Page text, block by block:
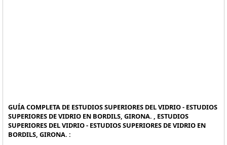
GUÍA COMPLETA DE ESTUDIOS SUPERIORES DEL VIDRIO - ESTUDIOS
SUPERIORES DE VIDRIO EN BORDILS, GIRONA. , ESTUDIOS
SUPERIORES DEL VIDRIO - ESTUDIOS SUPERIORES DE VIDRIO EN
BORDILS, GIRONA. :